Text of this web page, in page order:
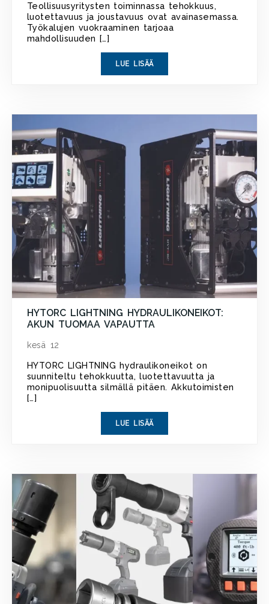
Teollisuusyritysten toiminnassa tehokkuus,
luotettavuus ja joustavuus ovat avainasemassa.
Työkalujen vuokraaminen tarjoaa
mahdollisuuden […]
LUE LISÄÄ
HYTORC LIGHTNING HYDRAULIKONEIKOT:
AKUN TUOMAA VAPAUTTA
kesä 12
HYTORC LIGHTNING hydraulikoneikot on
suunniteltu tehokkuutta, luotettavuutta ja
monipuolisuutta silmällä pitäen. Akkutoimisten
[…]
LUE LISÄÄ